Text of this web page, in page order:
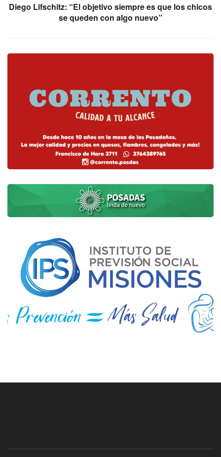
Diego Lifschitz: “El objetivo siempre es que los chicos
se queden con algo nuevo”